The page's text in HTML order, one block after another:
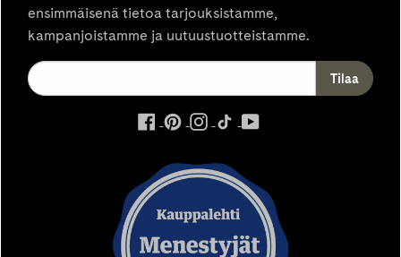
ensimmäisenä tietoa tarjouksistamme,
kampanjoistamme ja uutuustuotteistamme.
ulkoinen
avautuu
uuteen
välilehteen
ulkoinen
avautuu
uuteen
välilehteen
ulkoinen
avautuu
uuteen
välilehteen
ulkoinen
uuteen
välilehteen
välilehteen